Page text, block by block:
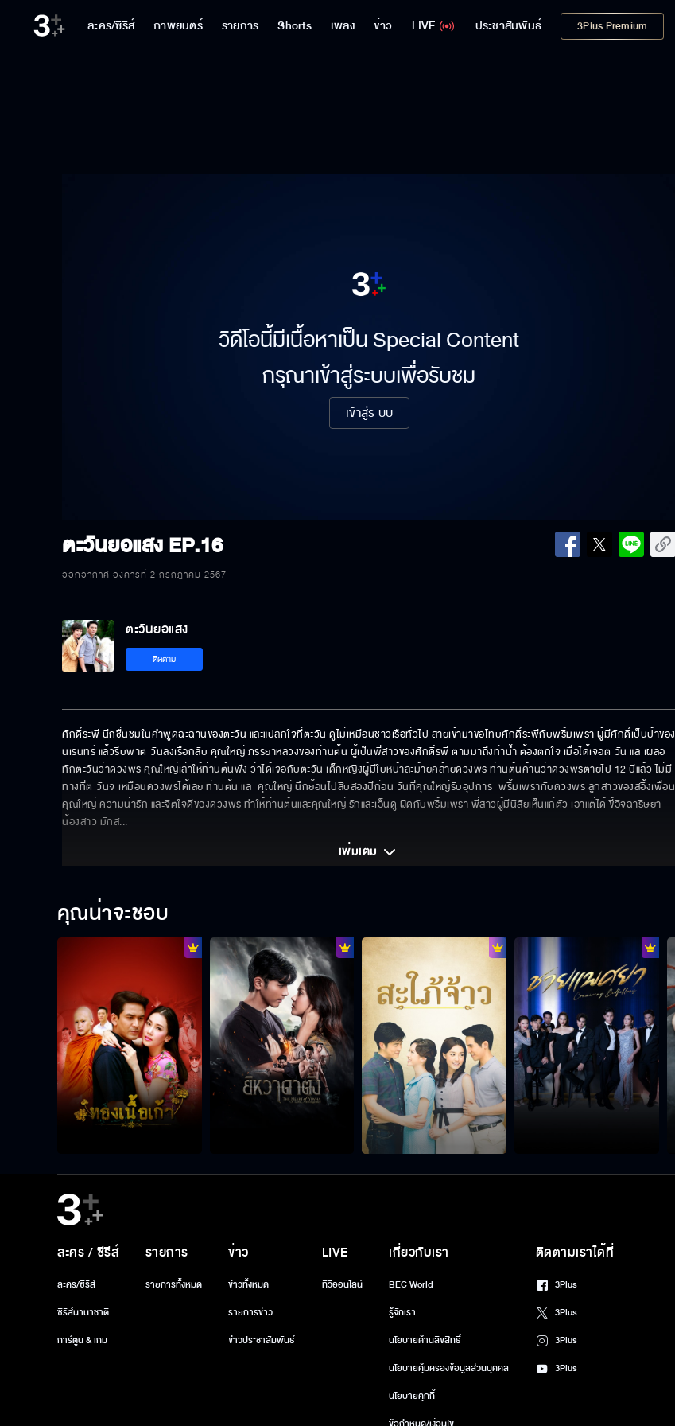
ละคร/ซีรีส์ ภาพยนตร์ รายการ Shorts เพลง ข่าว LIVE ประชาสัมพันธ์ 3Plus Premium
วิดีโอนี้มีเนื้อหาเป็น Special Content
กรุณาเข้าสู่ระบบเพื่อรับชม
เข้าสู่ระบบ
ตะวันยอแสงEP.16
ออกอากาศ อังคารที่ 2 กรกฎาคม 2567
ตะวันยอแสง
ติดตาม
ศักดิ์ระพี นึกชื่นชมในคำพูดฉะฉานของตะวัน และแปลกใจที่ตะวัน ดูไม่เหมือนชาวเรือทั่วไป สายเข้ามาขอโทษศักดิ์ระพีกับพริ้มเพรา ผู้มีศักดิ์เป็นป้าของ
นเรนทร์ แล้วรีบพาตะวันลงเรือกลับ คุณใหญ่ ภรรยาหลวงของท่านต้น ผู้เป็นพี่สาวของศักดิ์รพี ตามมาถึงท่าน้ำ ต้องตกใจ เมื่อได้เจอตะวัน และเผลอ
ทักตะวันว่าดวงพร คุณใหญ่เล่าให้ท่านต้นฟัง ว่าได้เจอกับตะวัน เด็กหญิงผู้มีใบหน้าละม้ายคล้ายดวงพร ท่านต้นค้านว่าดวงพรตายไป 12 ปีแล้ว ไม่มี
ทางที่ตะวันจะเหมือนดวงพรได้เลย ท่านต้น และ คุณใหญ่ นึกย้อนไปสิบสองปีก่อน วันที่คุณใหญ่รับอุปการะ พริ้มเพรากับดวงพร ลูกสาวของสอิ้งเพื่อน
คุณใหญ่ ความน่ารัก และจิตใจดีของดวงพร ทำให้ท่านต้นและคุณใหญ่ รักและเอ็นดู ผิดกับพริ้มเพรา พี่สาวผู้มีนิสัยเห็นแก่ตัว เอาแต่ได้ ขี้อิจฉาริษยา
น้องสาว มักส...
เพิ่มเติม
คุณน่าจะชอบ
ละคร / ซีรีส์
ละคร/ซีรีส์
ซีรีส์นานาชาติ
การ์ตูน & เกม
รายการ
รายการทั้งหมด
ข่าว
ข่าวทั้งหมด
รายการข่าว
ข่าวประชาสัมพันธ์
LIVE
ทีวีออนไลน์
เกี่ยวกับเรา
BEC World
รู้จักเรา
นโยบายด้านลิขสิทธิ์
นโยบายคุ้มครองข้อมูลส่วนบุคคล
นโยบายคุกกี้
ติดตามเราได้ที่
3Plus
3Plus
3Plus
3Plus